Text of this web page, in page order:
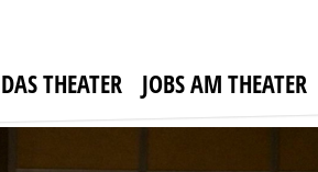
DAS THEATER JOBS AM THEATER
Komödie von
Sebastian Fitzek